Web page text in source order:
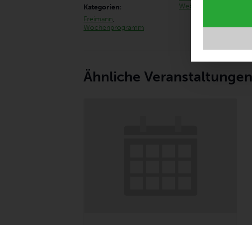
Kategorien:
Freimann,
Wochenprogramm
Website anzeigen
Ähnliche Veranstaltungen